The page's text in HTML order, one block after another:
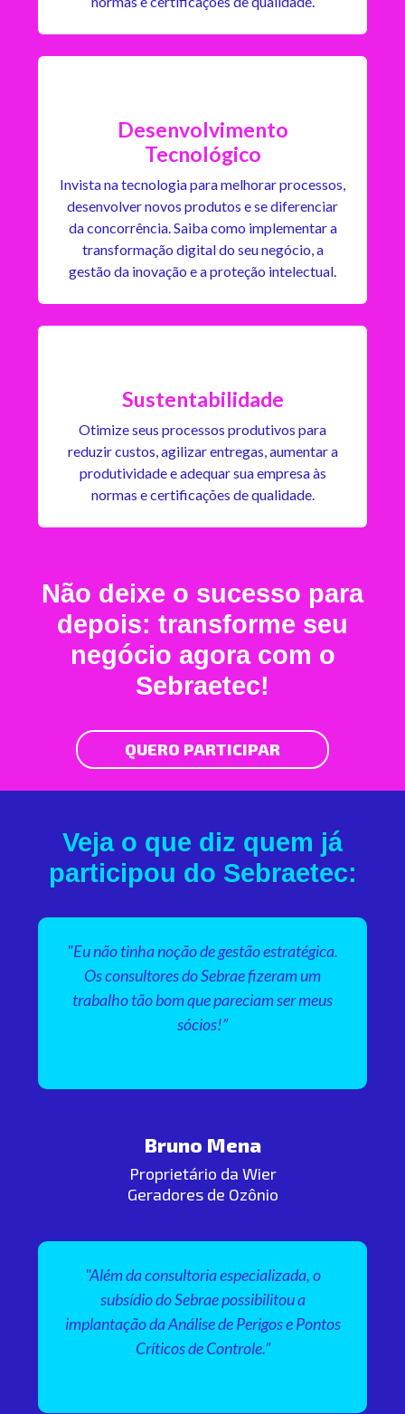
Desenvolvimento
Tecnológico
Invista na tecnologia para melhorar processos,
desenvolver novos produtos e se diferenciar
da concorrência. Saiba como implementar a
transformação digital do seu negócio, a
gestão da inovação e a proteção intelectual.
Sustentabilidade
Otimize seus processos produtivos para
reduzir custos, agilizar entregas, aumentar a
produtividade e adequar sua empresa às
normas e certificações de qualidade.
Não deixe o sucesso para
depois: transforme seu
negócio agora com o
Sebraetec!
QUERO PARTICIPAR
Veja o que diz quem já
participou do Sebraetec:
"Eu não tinha noção de gestão estratégica.
Os consultores do Sebrae fizeram um
trabalho tão bom que pareciam ser meus
sócios!”
Bruno Mena
Proprietário da Wier
Geradores de Ozônio
"Além da consultoria especializada, o
subsídio do Sebrae possibilitou a
implantação da Análise de Perigos e Pontos
Críticos de Controle.”